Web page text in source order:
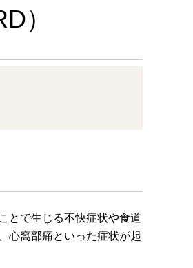
）
とで生じる不快症状や食道
心窩部痛といった症状が起